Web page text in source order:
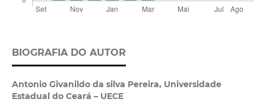
BIOGRAFIA DO AUTOR
Antonio Givanildo da silva Pereira, Universidade
Estadual do Ceará – UECE